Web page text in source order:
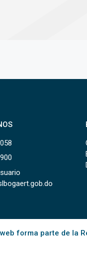
forma parte de la